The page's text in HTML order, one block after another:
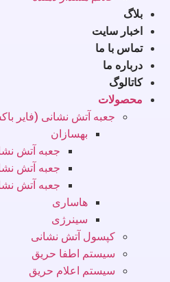
بلاگ
اخبار سایت
تماس با ما
درباره ما
کاتالوگ
محصولات
جعبه آتش نشانی (فایر
بهسازان
جعبه آتش
جعبه آتش
جعبه آتش
هاساری
سینرژی
کپسول آتش نشانی
سیستم اطفا حریق
سیستم اعلام حریق